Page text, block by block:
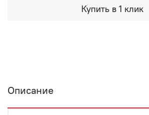
Купить в 1 клик
Описание